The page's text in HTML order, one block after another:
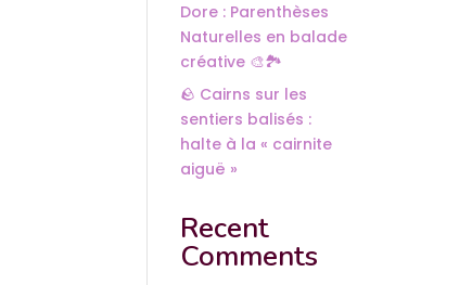
Dore : Parenthèses
Naturelles en balade
créative 🎨🏞️
🪨 Cairns sur les
sentiers balisés :
halte à la « cairnite
aiguë »
Recent
Comments